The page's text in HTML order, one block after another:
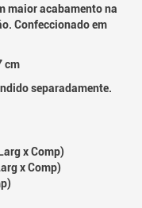
maior acabamento na
Confeccionado em
cm
separadamente.
x Comp)
x Comp)